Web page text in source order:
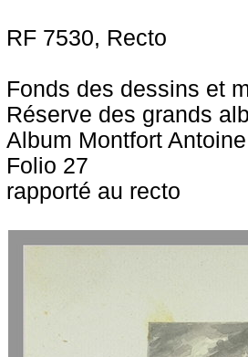
RF 7530, Recto
Fonds des dessins et
Réserve des grands
Album Montfort
Folio 27
rapporté au recto